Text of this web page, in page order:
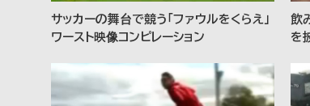
サッカーの舞台で競う「ファウルをくらえ」
ワースト映像コンピレーション
飲
を